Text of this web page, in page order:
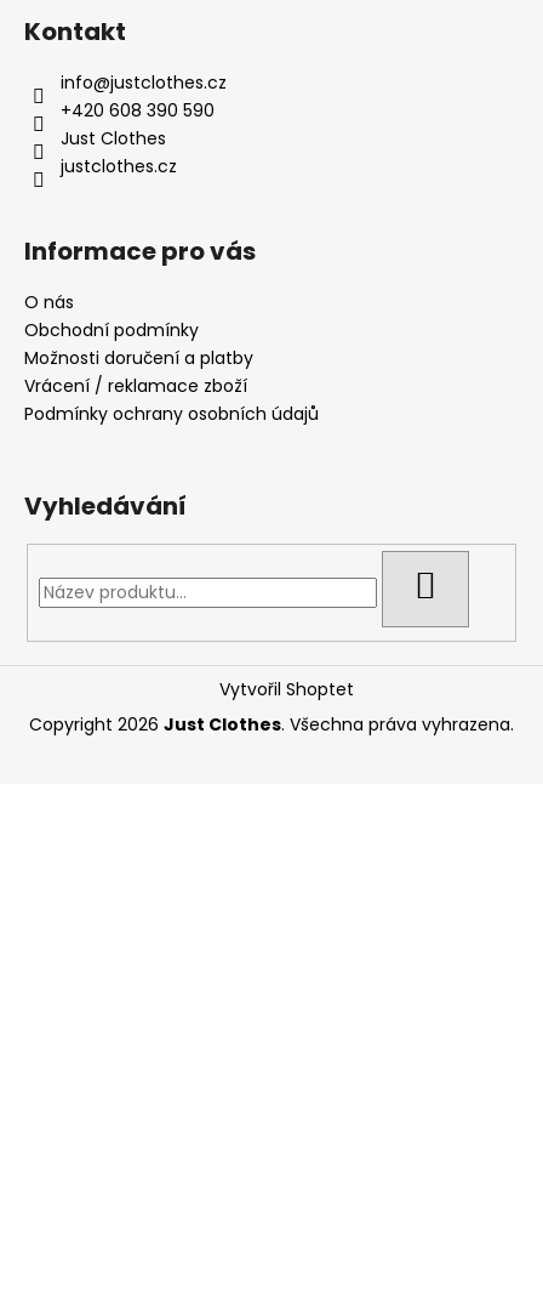
Kontakt
info@justclothes.cz
+420 608 390 590
Just Clothes
justclothes.cz
Informace pro vás
O nás
Obchodní podmínky
Možnosti doručení a platby
Vrácení / reklamace zboží
Podmínky ochrany osobních údajů
Vyhledávání
Vytvořil Shoptet
Copyright 2026 Just Clothes. Všechna práva vyhrazena.